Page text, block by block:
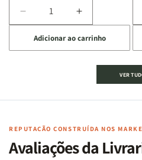
Diminuir
a
quantidade
de
Cartas
Famílias
Bíblia
Aumentar
a
quantidade
de
Jogo
Cartas
Famílias
da
Bíblia
Adicionar ao carrinho
VER
REPUTAÇÃO CONSTRUÍDA NOS
Avaliações da